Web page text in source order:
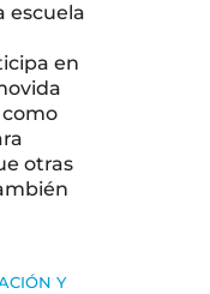
escuela
en
como
otras
Y